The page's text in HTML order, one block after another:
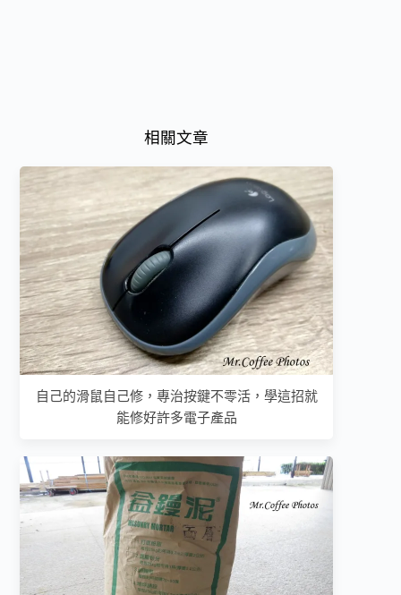
相關文章
自己的滑鼠自己修，專治按鍵不零活，學這招就
能修好許多電子產品